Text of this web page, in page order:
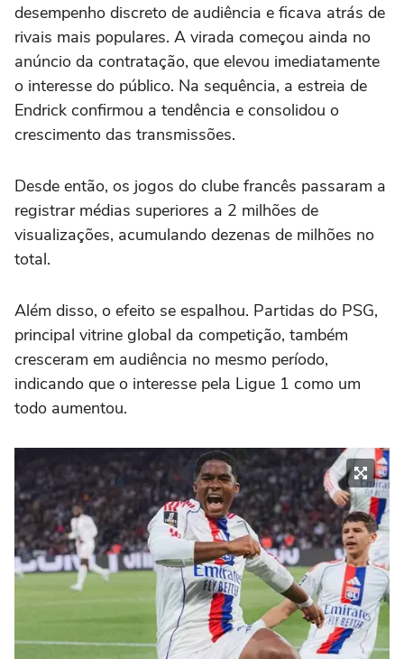
desempenho discreto de audiência e ficava atrás de
rivais mais populares. A virada começou ainda no
anúncio da contratação, que elevou imediatamente
o interesse do público. Na sequência, a estreia de
Endrick confirmou a tendência e consolidou o
crescimento das transmissões.
Desde então, os jogos do clube francês passaram a
registrar médias superiores a 2 milhões de
visualizações, acumulando dezenas de milhões no
total.
Além disso, o efeito se espalhou. Partidas do PSG,
principal vitrine global da competição, também
cresceram em audiência no mesmo período,
indicando que o interesse pela Ligue 1 como um
todo aumentou.